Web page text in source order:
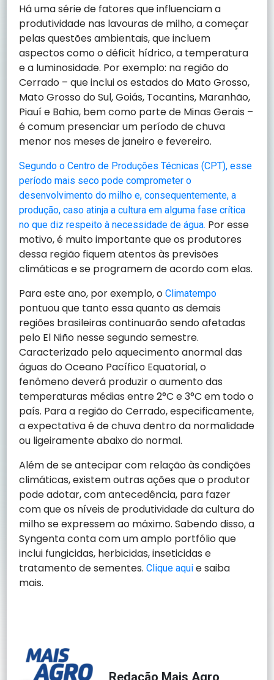
Há uma série de fatores que influenciam a
produtividade nas lavouras de milho, a começar
pelas questões ambientais, que incluem
aspectos como o déficit hídrico, a temperatura
e a luminosidade. Por exemplo: na região do
Cerrado – que inclui os estados do Mato Grosso,
Mato Grosso do Sul, Goiás, Tocantins, Maranhão,
Piauí e Bahia, bem como parte de Minas Gerais –
é comum presenciar um período de chuva
menor nos meses de janeiro e fevereiro.
Segundo o Centro de Produções Técnicas (CPT), esse
período mais seco pode comprometer o
desenvolvimento do milho e, consequentemente, a
produção, caso atinja a cultura em alguma fase crítica
no que diz respeito à necessidade de água. Por esse
motivo, é muito importante que os produtores
dessa região fiquem atentos às previsões
climáticas e se programem de acordo com elas.
Para este ano, por exemplo, oClimatempo
pontuou que tanto essa quanto as demais
regiões brasileiras continuarão sendo afetadas
pelo El Niño nesse segundo semestre.
Caracterizado pelo aquecimento anormal das
águas do Oceano Pacífico Equatorial, o
fenômeno deverá produzir o aumento das
temperaturas médias entre 2°C e 3°C em todo o
país. Para a região do Cerrado, especificamente,
a expectativa é de chuva dentro da normalidade
ou ligeiramente abaixo do normal.
Além de se antecipar com relação às condições
climáticas, existem outras ações que o produtor
pode adotar, com antecedência, para fazer
com que os níveis de produtividade da cultura do
milho se expressem ao máximo. Sabendo disso, a
Syngenta conta com um amplo portfólio que
inclui fungicidas, herbicidas, inseticidas e
tratamento de sementes.Clique aqui e saiba
mais.
Redação Mais Agro